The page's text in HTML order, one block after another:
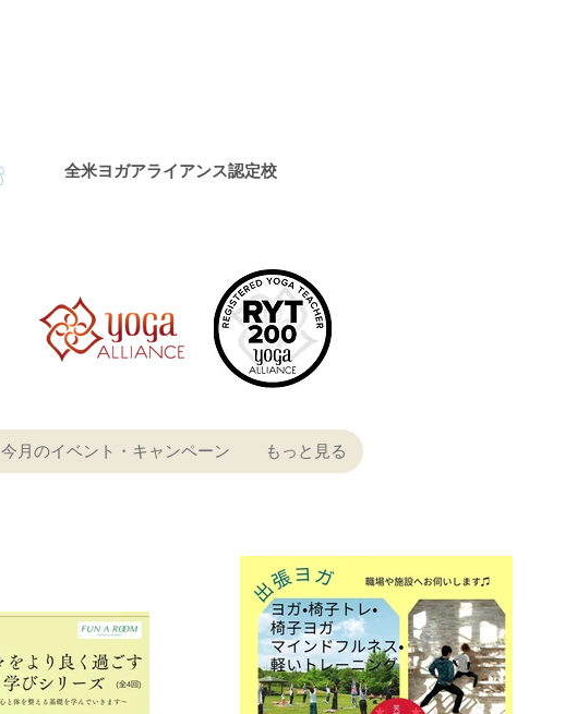
全米ヨガアライアンス認定校
今月のイベント・キャンペーン もっと見る